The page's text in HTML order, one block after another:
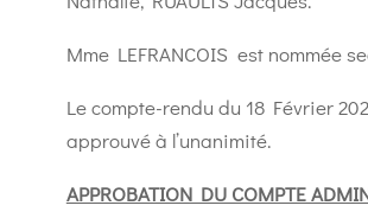
Mme LEFRANCOIS est nommée
Le compte-rendu du 18 Février
approuvé à l’unanimité.
APPROBATION DU COMPTE